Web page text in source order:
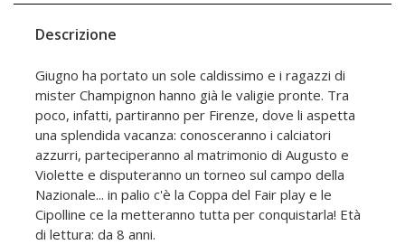
Descrizione
Giugno ha portato un sole caldissimo e i ragazzi di
mister Champignon hanno già le valigie pronte. Tra
poco, infatti, partiranno per Firenze, dove li aspetta
una splendida vacanza: conosceranno i calciatori
azzurri, parteciperanno al matrimonio di Augusto e
Violette e disputeranno un torneo sul campo della
Nazionale... in palio c'è la Coppa del Fair play e le
Cipolline ce la metteranno tutta per conquistarla! Età
di lettura: da 8 anni.